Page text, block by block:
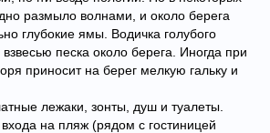
размыло волнами, и около берега
глубокие ямы. Водичка голубого
песка около берега. Иногда при
приносит на берег мелкую гальку и
лежаки, зонты, душ и туалеты.
на пляж (рядом с гостиницей